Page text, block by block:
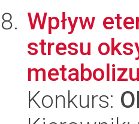
Wpływ
stresu
Konkurs: